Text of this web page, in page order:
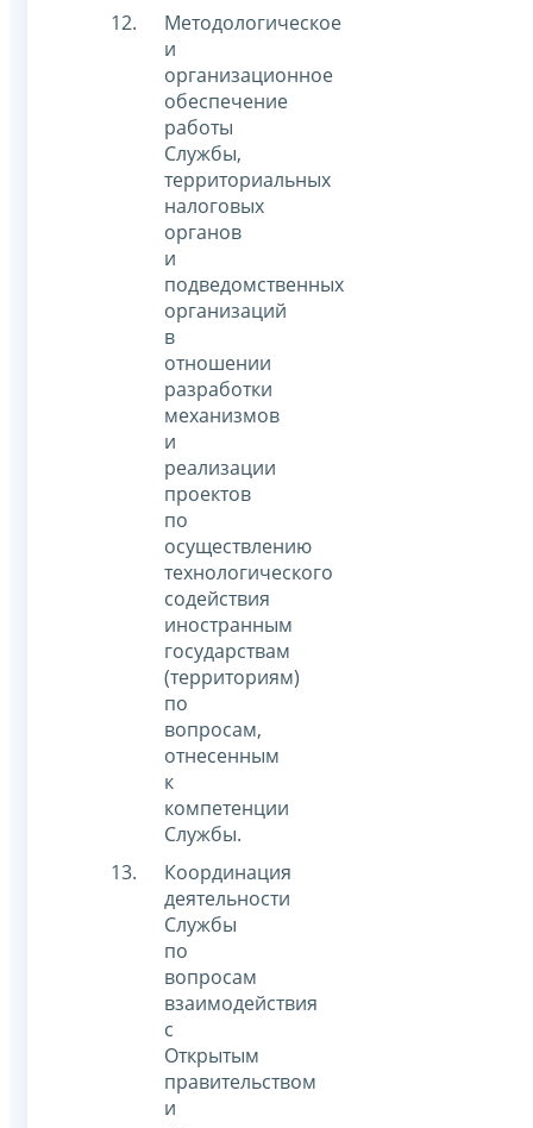
Методологическое
и
организационное
обеспечение
работы
Службы,
территориальных
налоговых
органов
и
подведомственных
организаций
в
отношении
разработки
механизмов
и
реализации
проектов
по
осуществлению
технологического
содействия
иностранным
государствам
(территориям)
по
вопросам,
отнесенным
к
компетенции
Службы.
Координация
деятельности
Службы
по
вопросам
взаимодействия
с
Открытым
правительством
и